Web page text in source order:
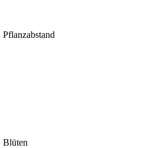
Pflanzabstand
Blüten